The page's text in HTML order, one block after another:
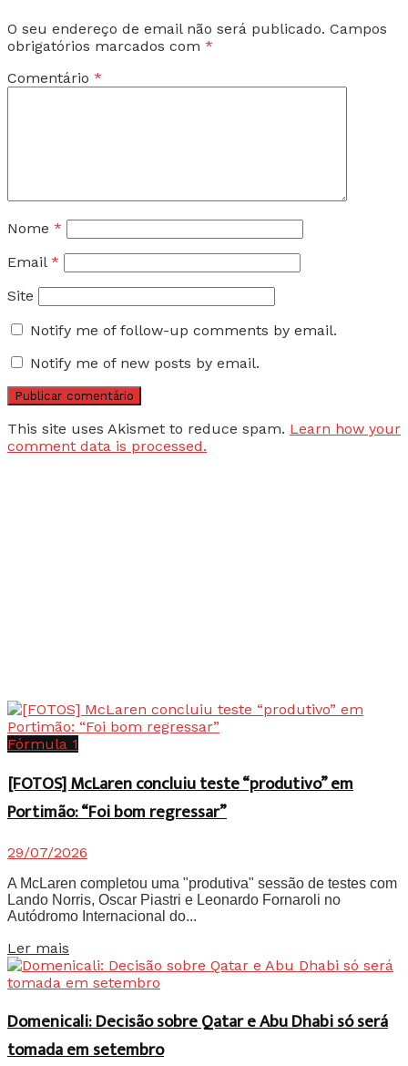
O seu endereço de email não será publicado. Campos
obrigatórios marcados com *
Comentário *
Nome *
Email *
Site
Notify me of follow-up comments by email.
Notify me of new posts by email.
This site uses Akismet to reduce spam. Learn how your
comment data is processed.
Fórmula 1
[FOTOS] McLaren concluiu teste “produtivo” em
Portimão: “Foi bom regressar”
29/07/2026
A McLaren completou uma "produtiva" sessão de testes com
Lando Norris, Oscar Piastri e Leonardo Fornaroli no
Autódromo Internacional do...
Ler mais
Domenicali: Decisão sobre Qatar e Abu Dhabi só será
tomada em setembro